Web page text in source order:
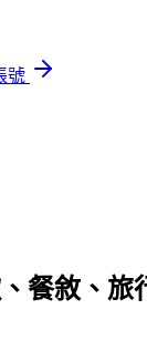
號
餐敘、旅